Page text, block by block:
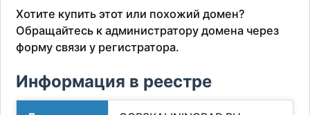
Хотите купить этот или похожий домен?
Обращайтесь к администратору домена через
форму связи у регистратора.
Информация в реестре